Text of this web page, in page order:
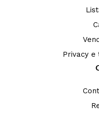
Privacy